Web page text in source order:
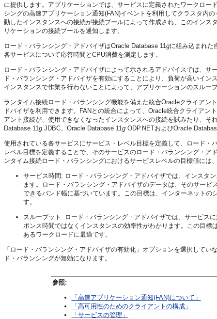
に提供します。アプリケーションでは、サービスに定義されたワークロ
シングの高速アプリケーション通知(FAN)イベントを利用してクラスタ内
動したインスタンスへの接続が接続プールによって作成され、このイン
リケーションの接続プールを通知します。
ロード・バランシング・アドバイザはOracle Database 11 gに組み込まれた
各サービスについて応答時間とCPU消費を測定します。
ロード・バランシング・アドバイザによって示されるアドバイスでは、
ド・バランシング・アドバイザを有効にすることにより、負荷が高いイ
インスタンスで作業を行わないことによって、アプリケーションのスルー
ランタイム接続ロード・バランシング機能を備えた統合Oracleクライア
ドバイザを利用できます。FANとの統合によって、Oracle統合クライア
アント接続が、使用できなくなったインスタンスへの接続を試みたり、
Database 11 g JDBC、Oracle Database 11 g ODP.NETおよびOracle
使用されている各サービスにサービス・レベル目標を定義して、ロード
レベル目標を定義することで、そのサービスのロード・バランシング・
ンタイム接続ロード・バランシングにおけるサービスレベルの目標値には
サービス時間: ロード・バランシング・アドバイザでは、インスタ
ます。ロード・バランシング・アドバイザのデータは、そのサー
できるバンド幅に基づいています。この目標は、インターネット
す。
スループット: ロード・バランシング・アドバイザでは、サービス
ポンス時間ではなくインスタンスの効率性がわかります。この目
あるワークロードに最適です。
「ロード・バランシング・アドバイザの有効化」オプションを選択して
ド・バランシングが無効になります。
参照:
「高速アプリケーション通知(FAN)について」
「高可用性のためのクライアントの構成」
「サービスの管理」